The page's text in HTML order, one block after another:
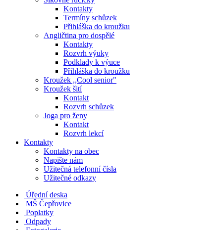
Kontakty
Termíny schůzek
Přihláška do kroužku
Angličtina pro dospělé
Kontakty
Rozvrh výuky
Podklady k výuce
Přihláška do kroužku
Kroužek ,,Cool senior"
Kroužek šití
Kontakt
Rozvrh schůzek
Joga pro ženy
Kontakt
Rozvrh lekcí
Kontakty
Kontakty na obec
Napište nám
Užitečná telefonní čísla
Užitečné odkazy
Úřední deska
MŠ Čepřovice
Poplatky
Odpady